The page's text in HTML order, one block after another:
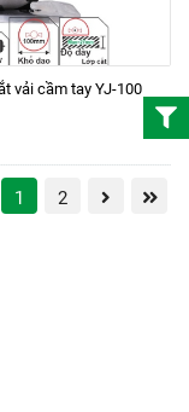
vải cầm tay YJ-100
1 2